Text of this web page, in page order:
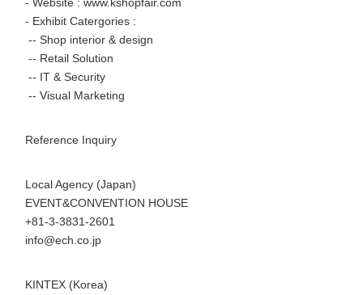
- Website : www.kshopfair.com
- Exhibit Catergories :
-- Shop interior & design
-- Retail Solution
-- IT & Security
-- Visual Marketing
Reference Inquiry
Local Agency (Japan)
EVENT&CONVENTION HOUSE
+81-3-3831-2601
info@ech.co.jp
KINTEX (Korea)
Japanese